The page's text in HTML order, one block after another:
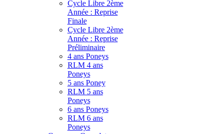
Cycle Libre 2ème
Année : Reprise
Finale
Cycle Libre 2ème
Année : Reprise
Préliminaire
4 ans Poneys
RLM 4 ans
Poneys
5 ans Poney
RLM 5 ans
Poneys
6 ans Poneys
RLM 6 ans
Poneys